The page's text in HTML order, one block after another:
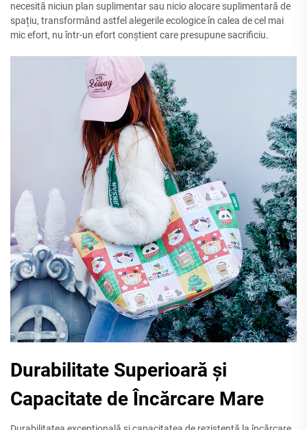
necesită niciun plan suplimentar sau nicio alocare suplimentară de
spațiu, transformând astfel alegerile ecologice în calea de cel mai
mic efort, nu într-un efort conștient care presupune sacrificiu.
Durabilitate Superioară și
Capacitate de Încărcare Mare